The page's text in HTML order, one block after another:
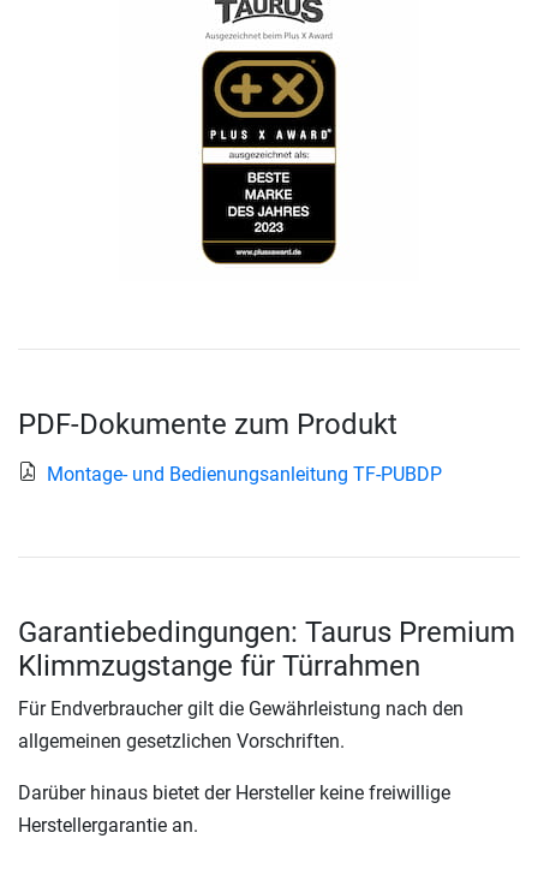
PDF-Dokumente zum Produkt
Montage- und Bedienungsanleitung TF-PUBDP
Garantiebedingungen: Taurus Premium
Klimmzugstange für Türrahmen
Für Endverbraucher gilt die Gewährleistung nach den
allgemeinen gesetzlichen Vorschriften.
Darüber hinaus bietet der Hersteller keine freiwillige
Herstellergarantie an.